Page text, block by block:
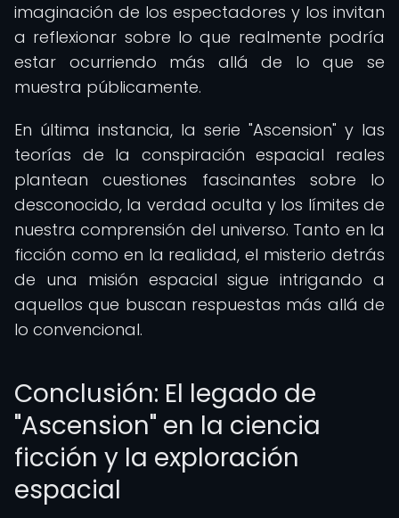
imaginación de los espectadores y los invitan
a reflexionar sobre lo que realmente podría
estar ocurriendo más allá de lo que se
muestra públicamente.
En última instancia, la serie "Ascension" y las
teorías de la conspiración espacial reales
plantean cuestiones fascinantes sobre lo
desconocido, la verdad oculta y los límites de
nuestra comprensión del universo. Tanto en la
ficción como en la realidad, el misterio detrás
de una misión espacial sigue intrigando a
aquellos que buscan respuestas más allá de
lo convencional.
Conclusión: El legado de
"Ascension" en la ciencia
ficción y la exploración
espacial